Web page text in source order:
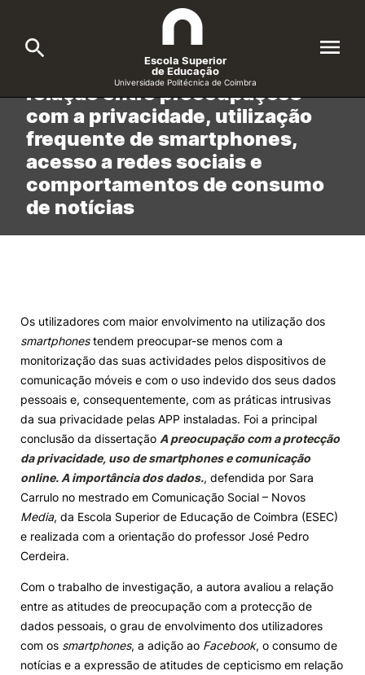
A ESEC
Cursos
Candidatos
Alunos
Knowledge Factory
Candidaturas
Elogio / Sugestão / Reclamação
Escola Superior
de Educação
Universidade Politécnica de Coimbra
Search
Formative Offer General
Investigação da ESEC avaliou a
relação entre preocupações
com a privacidade, utilização
frequente de smartphones,
acesso a redes sociais e
comportamentos de consumo
de notícias
Início Investigação da ESEC avaliou a relação entre preocupações…
Os utilizadores com maior envolvimento na utilização dos
smartphonestendem preocupar-se menos com a
monitorização das suas actividades pelos dispositivos de
comunicação móveis e com o uso indevido dos seus dados
pessoais e, consequentemente, com as práticas intrusivas
da sua privacidade pelas APP instaladas. Foi a principal
conclusão da dissertação A preocupação com a protecção
da privacidade, uso de smartphones e comunicação
online. A importância dos dados., defendida por Sara
Carrulo no mestrado em Comunicação Social – Novos
Media, da Escola Superior de Educação de Coimbra (ESEC)
e realizada com a orientação do professor José Pedro
Cerdeira.
Com o trabalho de investigação, a autora avaliou a relação
entre as atitudes de preocupação com a protecção de
dados pessoais, o grau de envolvimento dos utilizadores
com os smartphones, a adição ao Facebook, o consumo de
notícias e a expressão de atitudes de cepticismo em relação